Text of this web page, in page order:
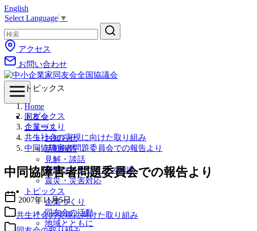
コ
ン
テ
ン
ツ
へ
移
動
English
Select Language ▼
アクセス
お問い合わせ
同友会
ニュース
お知らせ
活動報告
見解・談話
新型コロナウイルス関連
震災・災害対応
トピックス
企業づくり
同友会の活動
地域とともに
トピックス
Home
トピックス
企業づくり
共生社会の実現に向けた取り組み
中同協障害者問題委員会での報告より
中同協障害者問題委員会での報告より
2007年11月5日
共生社会の実現に向けた取り組み